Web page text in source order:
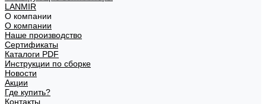
LANMIR
О компании
О компании
Наше производство
Сертификаты
Каталоги PDF
Инструкции по сборке
Новости
Акции
Где купить?
Контакты